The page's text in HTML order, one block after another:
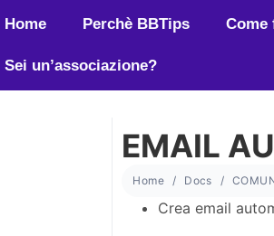
Home Perchè BBTips Come
Sei un’associazione?
EMAIL
Home Docs
Crea email